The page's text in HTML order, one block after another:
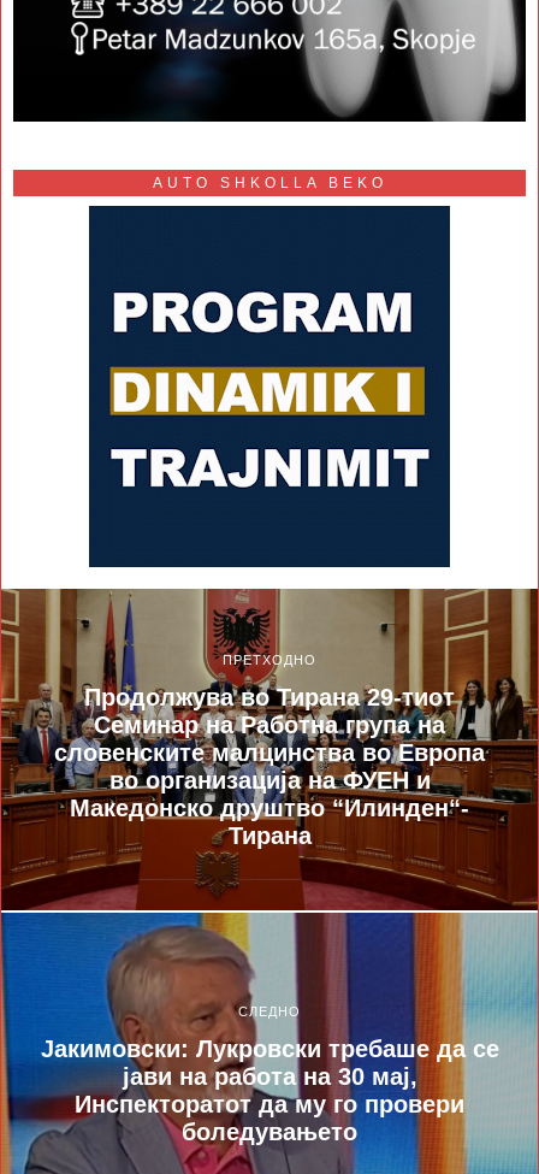
AUTO SHKOLLA BEKO
ПРЕТХОДНО
Продолжува во Тирана 29-тиот
Семинар на Работна група на
словенските малцинства во Европа
во организација на ФУЕН и
Македонско друштво “Илинден“-
Тирана
СЛЕДНО
Јакимовски: Лукровски требаше да се
јави на работа на 30 мај,
Инспекторатот да му го провери
боледувањето